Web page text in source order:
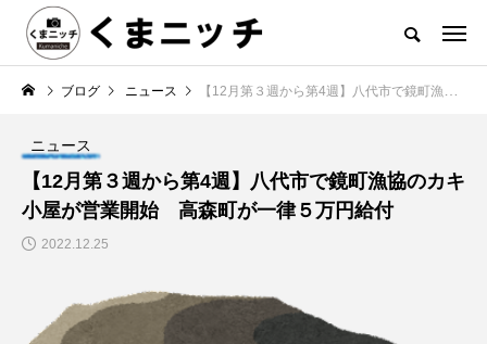
ブログ ニュース 【12月第３週から第4週】八代市で鏡町漁協のカキ小屋が営業開始 高森町が一律５万円給付
ニュース
【12月第３週から第4週】八代市で鏡町漁協のカキ
小屋が営業開始 高森町が一律５万円給付
2022.12.25